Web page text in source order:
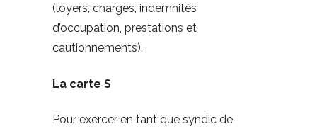
(loyers, charges, indemnités
d’occupation, prestations et
cautionnements).
La carte S
Pour exercer en tant que syndic de